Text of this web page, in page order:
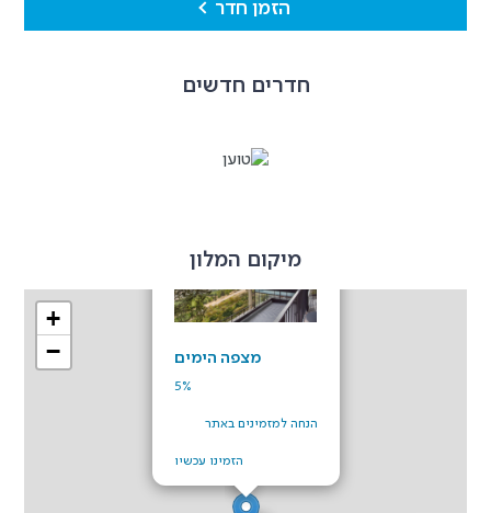
אוהדיו הרבים של מלון מצפה הימים מוזמנים להמשיך וליהנות מהנוף המהמם, השקט,
מלון היוקרה מצפה הימים של רשת ישרוטל נמצא מול נוף גלילי קסום ובמרחק קצר מצפת
וטריות בקונספט מהחווה לשולחן. במלון היוקרה בצפון מצפה הימים תוכלו ליהנות משירותיו
של מתחם הספא, הכוללים גם בריכת שחייה פנימית, ג'קוזי פנימי וחיצוני, סאונה רטובה
הזמן חדר
חדרים חדשים
מיקום המלון
מצפה הימים
5%
הנחה למזמינים באתר
הזמינו עכשיו
+
−